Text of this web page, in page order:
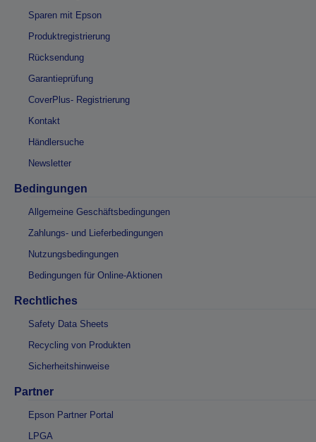
Sparen mit Epson
Produktregistrierung
Rücksendung
Garantieprüfung
CoverPlus- Registrierung
Kontakt
Händlersuche
Newsletter
Bedingungen
Allgemeine Geschäftsbedingungen
Zahlungs- und Lieferbedingungen
Nutzungsbedingungen
Bedingungen für Online-Aktionen
Rechtliches
Safety Data Sheets
Recycling von Produkten
Sicherheitshinweise
Partner
Epson Partner Portal
LPGA